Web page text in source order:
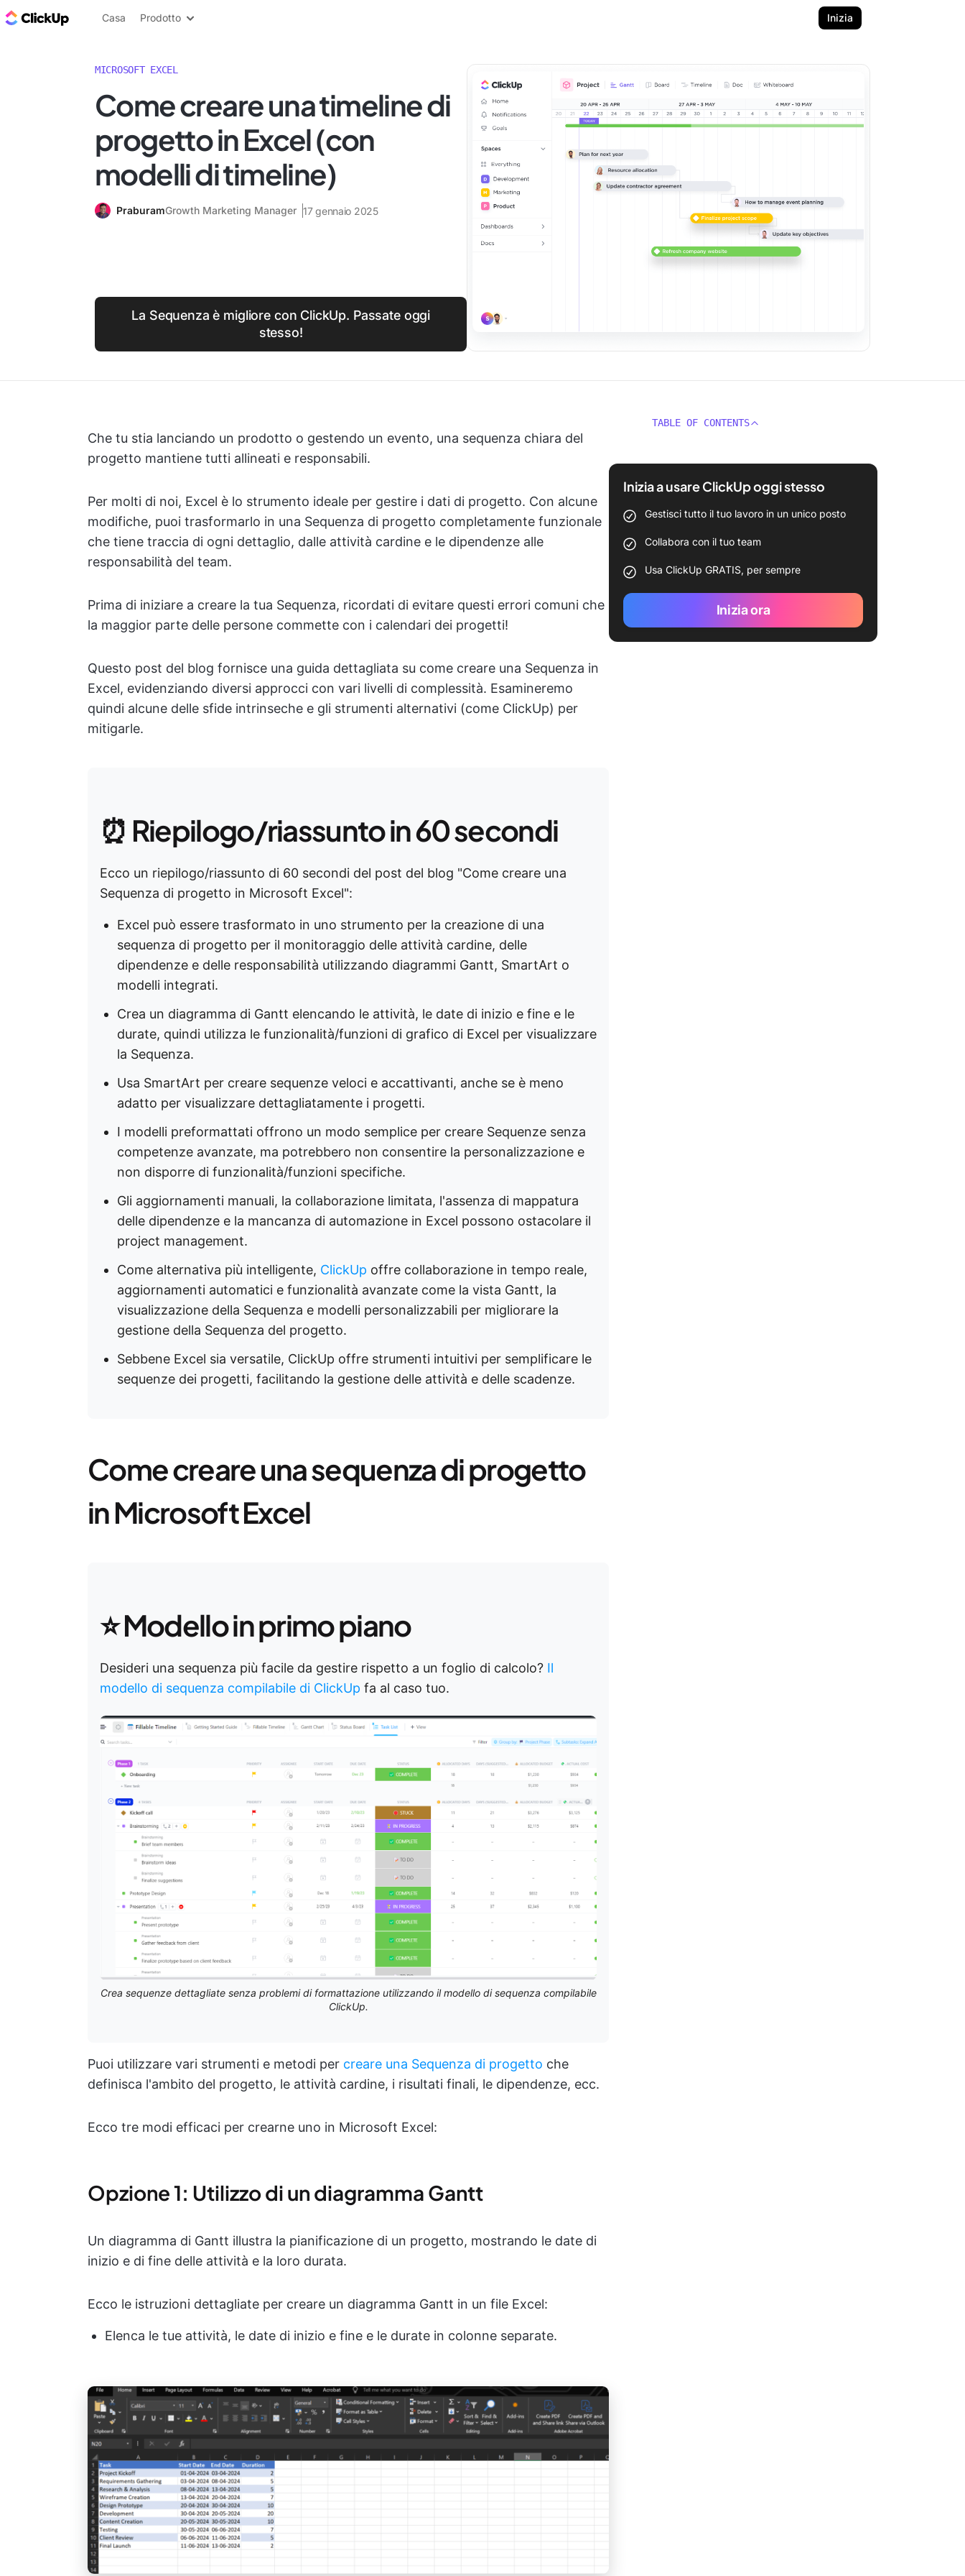
Blog di ClickUp
Casa Prodotto Inizia
MICROSOFT EXCEL
Come creare una timeline di
progetto in Excel (con
modelli di timeline)
PraburamGrowth Marketing Manager 17 gennaio 2025
La Sequenza è migliore con ClickUp. Passate oggi
stesso!
Che tu stia lanciando un prodotto o gestendo un evento, una sequenza chiara del
progetto mantiene tutti allineati e responsabili.
Per molti di noi, Excel è lo strumento ideale per gestire i dati di progetto. Con alcune
modifiche, puoi trasformarlo in una Sequenza di progetto completamente funzionale
che tiene traccia di ogni dettaglio, dalle attività cardine e le dipendenze alle
responsabilità del team.
Prima di iniziare a creare la tua Sequenza, ricordati di evitare questi errori comuni che
la maggior parte delle persone commette con i calendari dei progetti!
Questo post del blog fornisce una guida dettagliata su come creare una Sequenza in
Excel, evidenziando diversi approcci con vari livelli di complessità. Esamineremo
quindi alcune delle sfide intrinseche e gli strumenti alternativi (come ClickUp) per
mitigarle.
⏰ Riepilogo/riassunto in 60 secondi
Ecco un riepilogo/riassunto di 60 secondi del post del blog "Come creare una
Sequenza di progetto in Microsoft Excel":
Excel può essere trasformato in uno strumento per la creazione di una
sequenza di progetto per il monitoraggio delle attività cardine, delle
dipendenze e delle responsabilità utilizzando diagrammi Gantt, SmartArt o
modelli integrati.
Crea un diagramma di Gantt elencando le attività, le date di inizio e fine e le
durate, quindi utilizza le funzionalità/funzioni di grafico di Excel per visualizzare
la Sequenza.
Usa SmartArt per creare sequenze veloci e accattivanti, anche se è meno
adatto per visualizzare dettagliatamente i progetti.
I modelli preformattati offrono un modo semplice per creare Sequenze senza
competenze avanzate, ma potrebbero non consentire la personalizzazione e
non disporre di funzionalità/funzioni specifiche.
Gli aggiornamenti manuali, la collaborazione limitata, l'assenza di mappatura
delle dipendenze e la mancanza di automazione in Excel possono ostacolare il
project management.
Come alternativa più intelligente, ClickUp offre collaborazione in tempo reale,
aggiornamenti automatici e funzionalità avanzate come la vista Gantt, la
visualizzazione della Sequenza e modelli personalizzabili per migliorare la
gestione della Sequenza del progetto.
Sebbene Excel sia versatile, ClickUp offre strumenti intuitivi per semplificare le
sequenze dei progetti, facilitando la gestione delle attività e delle scadenze.
Come creare una sequenza di progetto
in Microsoft Excel
⭐ Modello in primo piano
Desideri una sequenza più facile da gestire rispetto a un foglio di calcolo? Il
modello di sequenza compilabile di ClickUp fa al caso tuo.
Crea sequenze dettagliate senza problemi di formattazione utilizzando il modello di sequenza compilabile
ClickUp.
Puoi utilizzare vari strumenti e metodi per creare una Sequenza di progetto che
definisca l'ambito del progetto, le attività cardine, i risultati finali, le dipendenze, ecc.
Ecco tre modi efficaci per crearne uno in Microsoft Excel:
Opzione 1: Utilizzo di un diagramma Gantt
Un diagramma di Gantt illustra la pianificazione di un progetto, mostrando le date di
inizio e di fine delle attività e la loro durata.
Ecco le istruzioni dettagliate per creare un diagramma Gantt in un file Excel:
Elenca le tue attività, le date di inizio e fine e le durate in colonne separate.
TABLE OF CONTENTS
Inizia a usare ClickUp oggi stesso
Gestisci tutto il tuo lavoro in un unico posto
Collabora con il tuo team
Usa ClickUp GRATIS, per sempre
Inizia ora